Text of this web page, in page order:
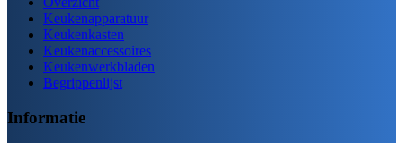
Keukenapparatuur
Keukenkasten
Keukenaccessoires
Keukenwerkbladen
Begrippenlijst
Informatie